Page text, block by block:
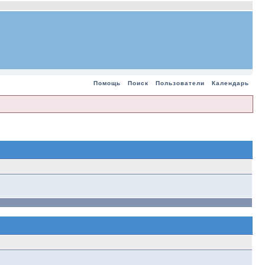
Помощь Поиск Пользователи Календарь